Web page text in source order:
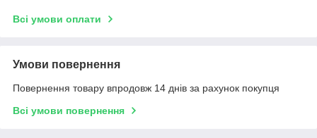
Всі умови оплати
Умови повернення
Повернення товару впродовж 14 днів за рахунок покупця
Всі умови повернення